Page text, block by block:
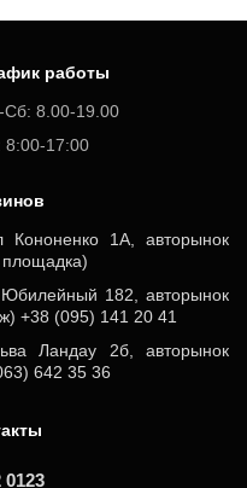
работы
Сб: 8.00-19.00
8:00-17:00
Кононенко 1А, авторынок
Юбилейный 182, авторынок
+38 (095) 141 20 41
Ландау 2б, авторынок
642 35 36
0123